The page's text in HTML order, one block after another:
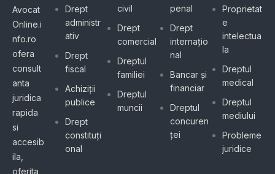
Avocat
Online.i
nfo.ro
ofera
consult
anta
juridica
rapida
si
accesib
ila,
oferita
Drept
administr
ativ
Drept
fiscal
Achiziții
publice
Drept
constituți
onal
civil
Drept
comercial
Dreptul
familiei
Dreptul
muncii
penal
Drept
internațio
nal
Bancar și
financiar
Dreptul
concuren
ței
Proprietat
e
intelectua
la
Dreptul
medical
Dreptul
mediului
Probleme
juridice